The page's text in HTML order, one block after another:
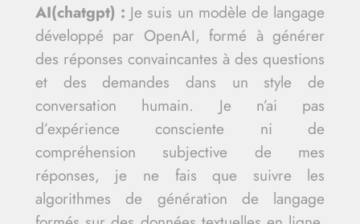
AI(chatgpt) : Je suis un modèle de langage
développé par OpenAI, formé à générer
des réponses convaincantes à des questions
et des demandes dans un style de
conversation humain. Je n’ai pas
d’expérience consciente ni de
compréhension subjective de mes
réponses, je ne fais que suivre les
algorithmes de génération de langage